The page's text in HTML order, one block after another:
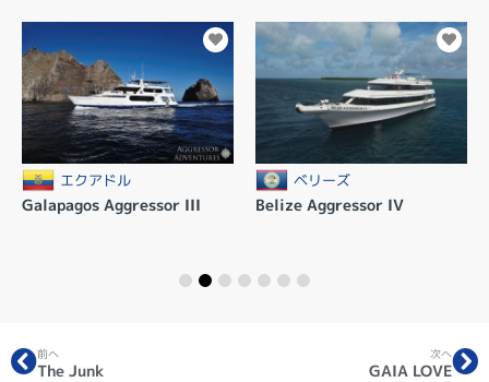
エクアドル
Galapagos Aggressor III
ベリーズ
Belize Aggressor IV
前へ
The Junk
次へ
GAIA LOVE